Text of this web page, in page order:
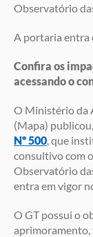
Observatório
A portaria entra
Confira os
acessando o
O Ministério da
(Mapa)
Nº 500, que
consultivo com
Observatório
entra em vigor
O GT possui o
aprimoramento,